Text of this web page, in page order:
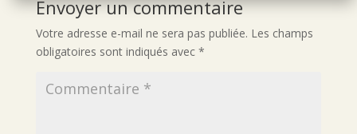
Envoyer un commentaire
Votre adresse e-mail ne sera pas publiée. Les champs
obligatoires sont indiqués avec *